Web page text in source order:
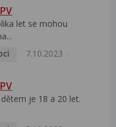
let se mohou
7.10.2023
je 18 a 20 let.